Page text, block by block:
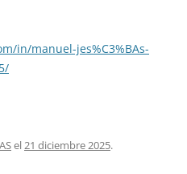
in/manuel-jes%C3%BAs-
el21 diciembre 2025.